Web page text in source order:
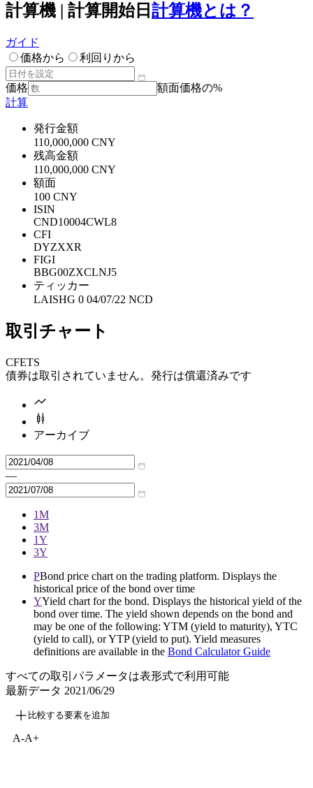
計算機 | 計算開始日 計算機とは？
ガイド
価格から
利回りから
価格
額面価格の%
計算
発行金額
110,000,000 CNY
残高金額
110,000,000 CNY
額面
100 CNY
ISIN
CND10004CWL8
CFI
DYZXXR
FIGI
BBG00ZXCLNJ5
ティッカー
LAISHG 0 04/07/22 NCD
取引チャート
CFETS
債券は取引されていません。発行は償還済みです
アーカイブ
—
1M
3M
1Y
3Y
PBond price chart on the trading platform. Displays the
historical price of the bond over time
YYield chart for the bond. Displays the historical yield of the
bond over time. The yield shown depends on the bond and
may be one of the following: YTM (yield to maturity), YTC
(yield to call), or YTP (yield to put). Yield measures
definitions are available in the Bond Calculator Guide
すべての取引パラメータは表形式で利用可能
最新データ 2021/06/29
比較する要素を追加